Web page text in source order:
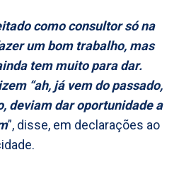
como consultor só na
um bom trabalho, mas
tem muito para dar.
“ah, já vem do passado,
deviam dar oportunidade a
”, disse, em declarações ao